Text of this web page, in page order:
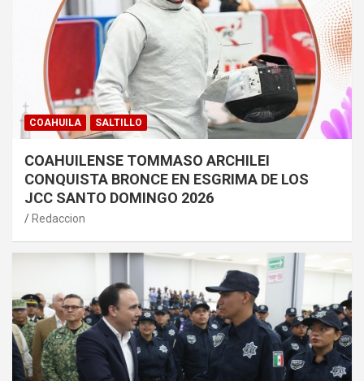
COAHUILA SALTILLO
COAHUILENSE TOMMASO ARCHILEI
CONQUISTA BRONCE EN ESGRIMA DE LOS
JCC SANTO DOMINGO 2026
Redaccion